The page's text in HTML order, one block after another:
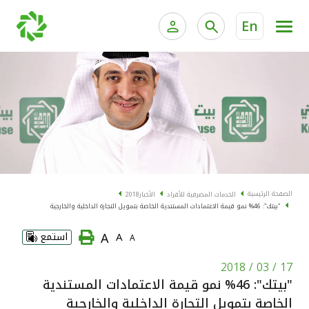
En
الخدمات المصرفية الإلكترونية للأفراد
الخدمات المصرفية الإلكترونية للشركات
خدمة "بيتك" للتداول الإلكتروني
الخدمات المصرفية للأفراد الخدمات المالية الخاصة
الحسابات المصرفية
البطاقات
"برامج العملاء"
الاستثمار
الصفحة الرئيسية الخدمات المصرفية للأفراد الأخبار2018
"بيتك": 46% نمو قيمة الاعتمادات المستندية الخاصة بتمويل التجارة الداخلية والخارجية
A
A
A استمع
17 / 03 / 2018
"بيتك": 46% نمو قيمة الاعتمادات المستندية
الخاصة بتمويل التجارة الداخلية والخارجية